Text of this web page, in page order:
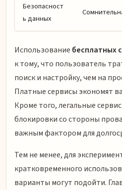
Безопасност
ь данных
Использование бесплатных
к тому, что пользователь
поиск и настройку, чем на
Платные сервисы экономят
Кроме того, легальные
блокировки со стороны
важным фактором для
Тем не менее, для
кратковременного
варианты могут подойти.